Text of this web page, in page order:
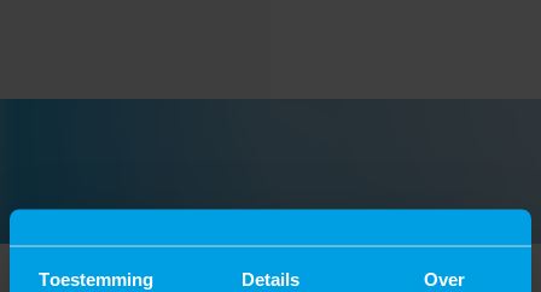
Toestemming Details Over